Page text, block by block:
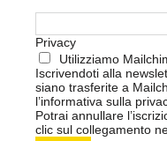
Privacy
Utilizziamo
Iscrivendoti alla
siano trasferite a
l’informativa sulla
Potrai annullare
clic sul collegamento